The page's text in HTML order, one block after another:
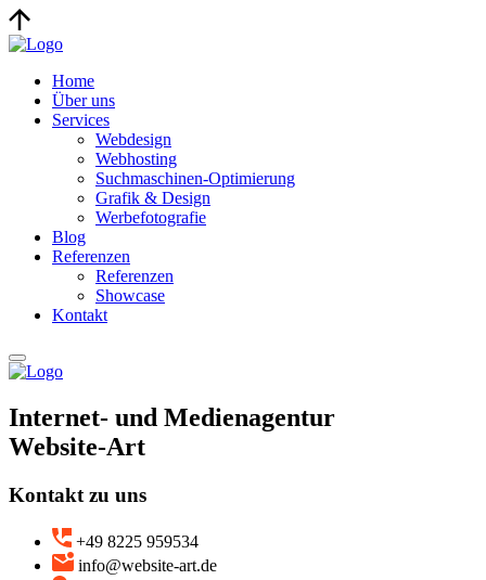
Home
Über uns
Services
Webdesign
Webhosting
Suchmaschinen-Optimierung
Grafik & Design
Werbefotografie
Blog
Referenzen
Referenzen
Showcase
Kontakt
Internet- und Medienagentur
Website-Art
Kontakt zu uns
+49 8225 959534
info@website-art.de